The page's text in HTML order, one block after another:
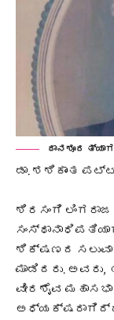
ದಾನಶೂರ
ಡಾ. ಶಶಿಕಾಂತ
ಶಿರಸಂಗಿ
ಶಿಕ್ಷಣದ
ಮಾಡಿದರು.
ವೀರಶೈವ